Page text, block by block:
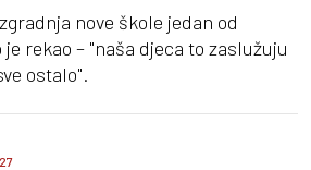
nove škole jedan od
rekao – "naša djeca to zaslužuju
ostalo".